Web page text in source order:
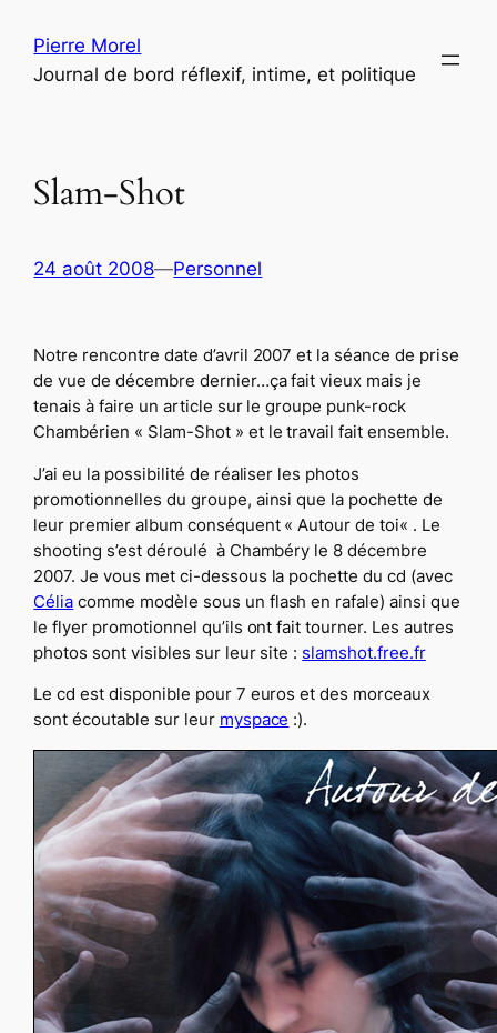
contenu
Pierre Morel
Journal de bord réflexif, intime, et politique
Slam-Shot
24 août 2008—Personnel
Notre rencontre date d’avril 2007 et la séance de prise
de vue de décembre dernier…ça fait vieux mais je
tenais à faire un article sur le groupe punk-rock
Chambérien « Slam-Shot » et le travail fait ensemble.
J’ai eu la possibilité de réaliser les photos
promotionnelles du groupe, ainsi que la pochette de
leur premier album conséquent «Autour de toi« . Le
shooting s’est déroulé à Chambéry le 8 décembre
2007. Je vous met ci-dessous la pochette du cd (avec
Célia comme modèle sous un flash en rafale) ainsi que
le flyer promotionnel qu’ils ont fait tourner. Les autres
photos sont visibles sur leur site : slamshot.free.fr
Le cd est disponible pour 7 euros et des morceaux
sont écoutable sur leur myspace :).